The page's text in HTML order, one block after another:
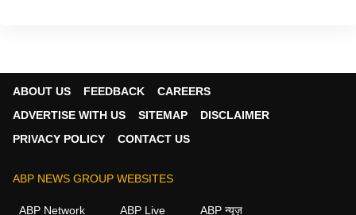
ABOUT US FEEDBACK
CAREERS
ADVERTISE WITH US
SITEMAP
DISCLAIMER
PRIVACY POLICY
CONTACT US
ABP NEWS GROUP WEBSITES
ABP Network ABP Live
ABP न्यूज़